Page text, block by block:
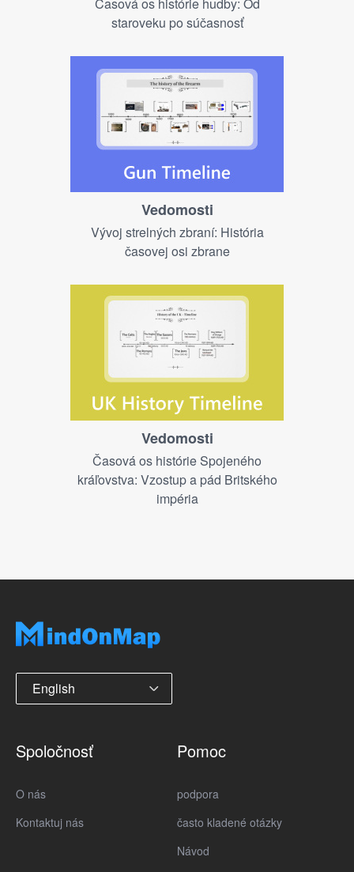
staroveku po súčasnosť
Vedomosti
Vývoj strelných zbraní: História
časovej osi zbrane
Vedomosti
Časová os histórie Spojeného
kráľovstva: Vzostup a pád Britského
impéria
English
Spoločnosť
O nás
Kontaktuj nás
Pomoc
podpora
často kladené otázky
Návod